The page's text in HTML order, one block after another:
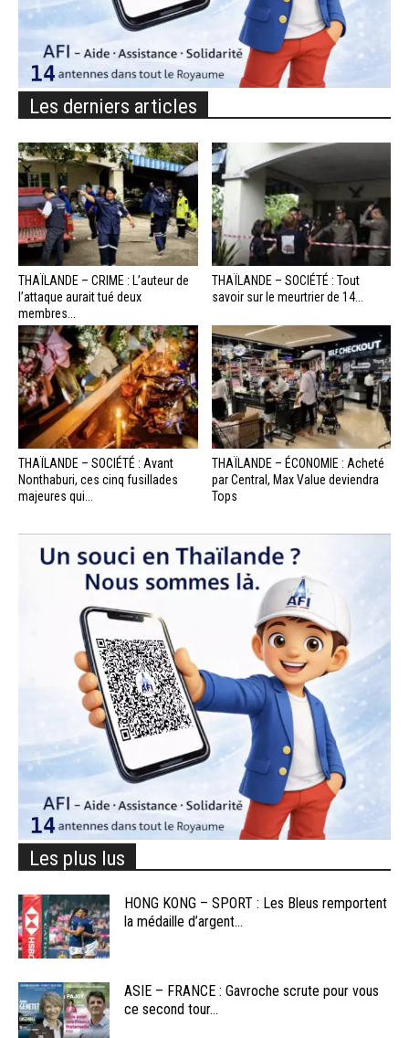
Les derniers articles
THAÏLANDE – CRIME : L’auteur de
l’attaque aurait tué deux
membres...
THAÏLANDE – SOCIÉTÉ : Tout
savoir sur le meurtrier de 14...
THAÏLANDE – SOCIÉTÉ : Avant
Nonthaburi, ces cinq fusillades
majeures qui...
THAÏLANDE – ÉCONOMIE : Acheté
par Central, Max Value deviendra
Tops
Les plus lus
HONG KONG – SPORT : Les Bleus remportent
la médaille d’argent...
ASIE – FRANCE : Gavroche scrute pour vous
ce second tour...